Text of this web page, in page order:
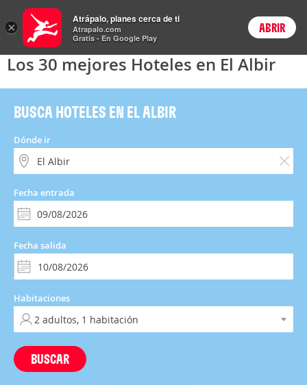
Hoteles Login
Los 30 mejores Hoteles en El Albir
BUSCA HOTELES EN EL ALBIR
Dónde ir
Fecha entrada
Fecha salida
Habitaciones
BUSCAR
×
Atrápalo, planes cerca de ti
Atrapalo.com
Gratis - En Google Play
ABRIR